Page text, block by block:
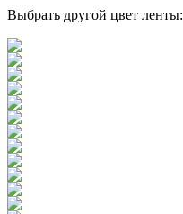
Выбрать другой цвет ленты: